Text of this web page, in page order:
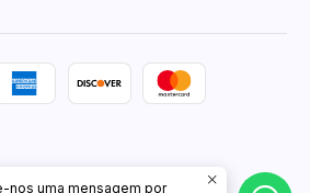
nos uma mensagem por